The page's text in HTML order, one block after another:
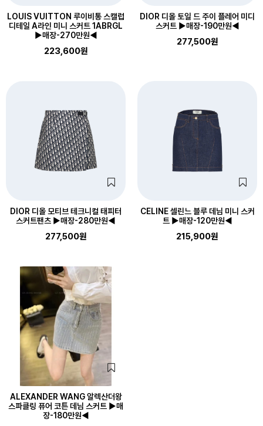
LOUIS VUITTON 루이비통 스캘럽
디테일 A라인 미니 스커트 1ABRGL
▶매장-270만원◀
223,600원
DIOR 디올 토일 드 주이 플레어 미디
스커트 ▶매장-190만원◀
277,500원
DIOR 디올 모티브 테크니컬 태피터
스커트팬츠 ▶매장-280만원◀
277,500원
CELINE 셀린느 블루 데님 미니 스커
트 ▶매장-120만원◀
215,900원
ALEXANDER WANG 알렉산더왕
스파클링 퓨어 코튼 데님 스커트 ▶매
장-180만원◀